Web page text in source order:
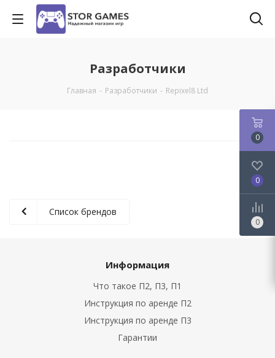
Разработчики
Главная - Разработчики - Repixel8 Ltd
Список брендов
Информация
Что такое П2, П3, П1
Инструкция по аренде П2
Инструкция по аренде П3
Гарантии
0
0
0